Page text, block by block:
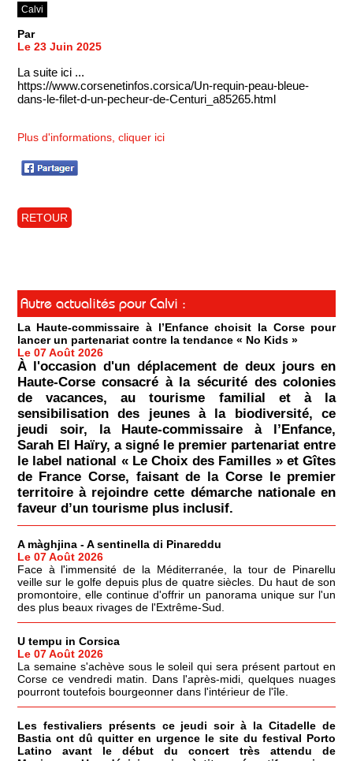
Calvi
Par
Le 23 Juin 2025
La suite ici ...
https://www.corsenetinfos.corsica/Un-requin-peau-bleue-
dans-le-filet-d-un-pecheur-de-Centuri_a85265.html
Plus d'informations, cliquer ici
RETOUR
Autre actualités pour Calvi :
La Haute-commissaire à l’Enfance choisit la Corse pour
lancer un partenariat contre la tendance « No Kids »
Le 07 Août 2026
À l'occasion d'un déplacement de deux jours en
Haute-Corse consacré à la sécurité des colonies
de vacances, au tourisme familial et à la
sensibilisation des jeunes à la biodiversité, ce
jeudi soir, la Haute-commissaire à l’Enfance,
Sarah El Haïry, a signé le premier partenariat entre
le label national « Le Choix des Familles » et Gîtes
de France Corse, faisant de la Corse le premier
territoire à rejoindre cette démarche nationale en
faveur d’un tourisme plus inclusif.
A màghjina - A sentinella di Pinareddu
Le 07 Août 2026
Face à l'immensité de la Méditerranée, la tour de Pinarellu
veille sur le golfe depuis plus de quatre siècles. Du haut de son
promontoire, elle continue d'offrir un panorama unique sur l'un
des plus beaux rivages de l'Extrême-Sud.
U tempu in Corsica
Le 07 Août 2026
La semaine s'achève sous le soleil qui sera présent partout en
Corse ce vendredi matin. Dans l'après-midi, quelques nuages
pourront toutefois bourgeonner dans l'intérieur de l'île.
Les festivaliers présents ce jeudi soir à la Citadelle de
Bastia ont dû quitter en urgence le site du festival Porto
Latino avant le début du concert très attendu de